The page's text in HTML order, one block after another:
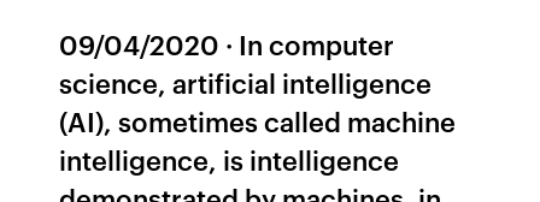
09/04/2020 · In computer
science, artificial intelligence
(AI), sometimes called machine
intelligence, is intelligence